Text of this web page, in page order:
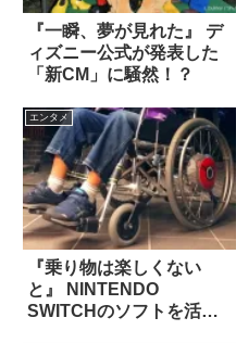
『一瞬、夢が見れた』 デ
ィズニー公式が発表した
「新CM」に騒然！？
エンタメ
『乗り物は楽しくない
と』 NINTENDO
SWITCHのソフトを活用